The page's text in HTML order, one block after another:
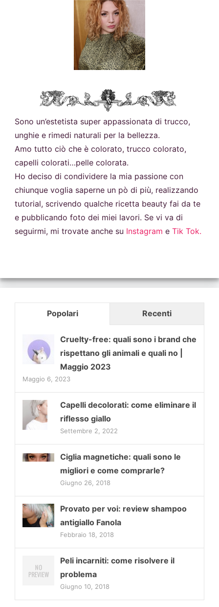
Sono un’estetista super appassionata di trucco,
unghie e rimedi naturali per la bellezza.
Amo tutto ciò che è colorato, trucco colorato,
capelli colorati…pelle colorata.
Ho deciso di condividere la mia passione con
chiunque voglia saperne un pò di più, realizzando
tutorial, scrivendo qualche ricetta beauty fai da te
e pubblicando foto dei miei lavori. Se vi va di
seguirmi, mi trovate anche su Instagram e Tik Tok.
Popolari Recenti
Cruelty-free: quali sono i brand che
rispettano gli animali e quali no |
Maggio 2023
Maggio 6, 2023
Capelli decolorati: come eliminare il
riflesso giallo
Settembre 2, 2022
Ciglia magnetiche: quali sono le
migliori e come comprarle?
Giugno 26, 2018
Provato per voi: review shampoo
antigiallo Fanola
Febbraio 18, 2018
Peli incarniti: come risolvere il
problema
Giugno 10, 2018